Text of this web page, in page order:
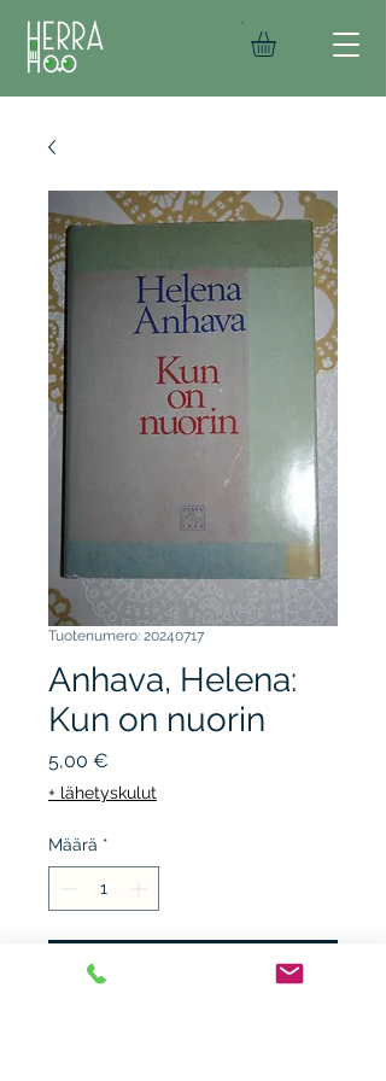
Tuotenumero: 20240717
Anhava, Helena:
Kun on nuorin
5,00 €
+ lähetyskulut
Määrä *
Lisää ostoskärryyn